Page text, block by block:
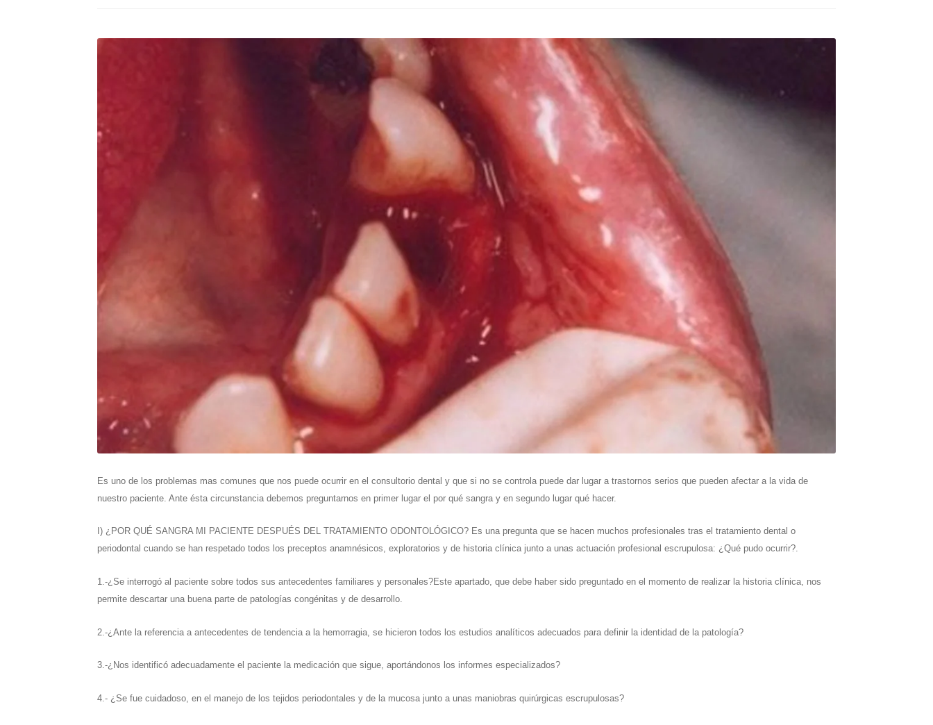
Es uno de los problemas mas comunes que nos puede ocurrir en el consultorio dental y que si no se controla puede dar lugar a trastornos serios que pueden afectar a la vida de
nuestro paciente. Ante ésta circunstancia debemos preguntarnos en primer lugar el por qué sangra y en segundo lugar qué hacer.
I) ¿POR QUÉ SANGRA MI PACIENTE DESPUÉS DEL TRATAMIENTO ODONTOLÓGICO? Es una pregunta que se hacen muchos profesionales tras el tratamiento dental o
periodontal cuando se han respetado todos los preceptos anamnésicos, exploratorios y de historia clínica junto a unas actuación profesional escrupulosa: ¿Qué pudo ocurrir?.
1.-¿Se interrogó al paciente sobre todos sus antecedentes familiares y personales?Este apartado, que debe haber sido preguntado en el momento de realizar la historia clínica, nos
permite descartar una buena parte de patologías congénitas y de desarrollo.
2.-¿Ante la referencia a antecedentes de tendencia a la hemorragia, se hicieron todos los estudios analíticos adecuados para definir la identidad de la patología?
3.-¿Nos identificó adecuadamente el paciente la medicación que sigue, aportándonos los informes especializados?
4.- ¿Se fue cuidadoso, en el manejo de los tejidos periodontales y de la mucosa junto a unas maniobras quirúrgicas escrupulosas?